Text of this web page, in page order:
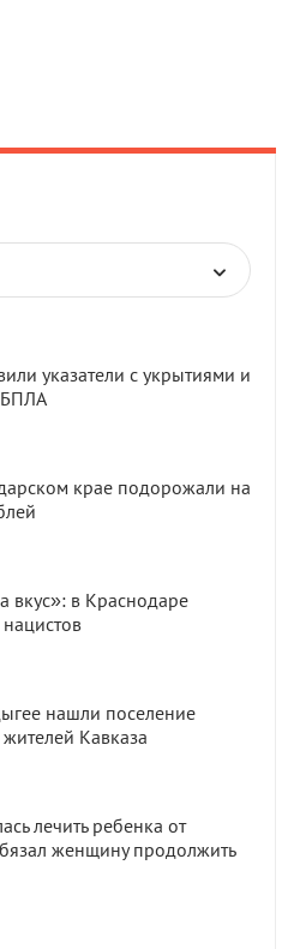
указатели с укрытиями и
БПЛА
крае подорожали на
вкус»: в Краснодаре
нашли поселение
Кавказа
лечить ребенка от
женщину продолжить